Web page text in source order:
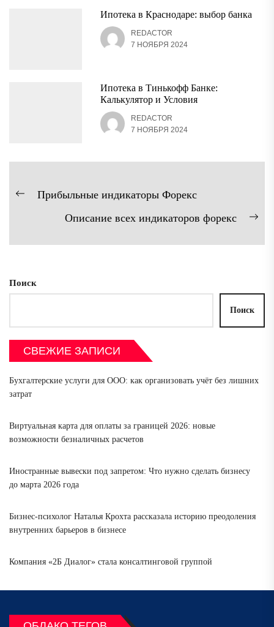
Ипотека в Краснодаре: выбор банка
REDACTOR
7 НОЯБРЯ 2024
Ипотека в Тинькофф Банке:
Калькулятор и Условия
REDACTOR
7 НОЯБРЯ 2024
Навигация
Предыдущая
Прибыльные индикаторы Форекс
Описание всех индикаторов форекс
Поиск
Поиск
СВЕЖИЕ ЗАПИСИ
Бухгалтерские услуги для ООО: как организовать учёт без лишних
затрат
Виртуальная карта для оплаты за границей 2026: новые
возможности безналичных расчетов
Иностранные вывески под запретом: Что нужно сделать бизнесу
до марта 2026 года
Бизнес-психолог Наталья Крохта рассказала историю преодоления
внутренних барьеров в бизнесе
Компания «2Б Диалог» стала консалтинговой группой